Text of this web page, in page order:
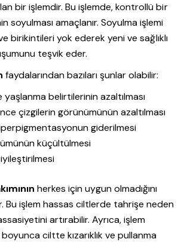
bir işlemdir. Bu işlemde, kontrollü bir
soyulması amaçlanır. Soyulma işlemi
birikintileri yok ederek yeni ve sağlıklı
teşvik eder.
faydalarından bazıları şunlar olabilir:
yaşlanma belirtilerinin azaltılması
ince çizgilerin görünümünün azaltılması
giderilmesi
küçültülmesi
herkes için uygun olmadığını
Bu işlem hassas ciltlerde tahrişe neden
artırabilir. Ayrıca, işlem
ciltte kızarıklık ve pullanma